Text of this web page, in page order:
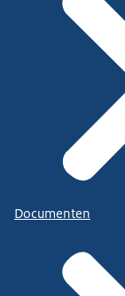
Documenten